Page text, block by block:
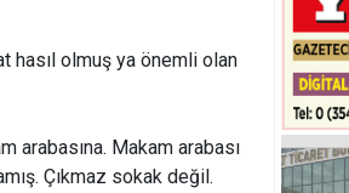
hasıl olmuş ya önemli olan
arabasına. Makam arabası
Çıkmaz sokak değil.